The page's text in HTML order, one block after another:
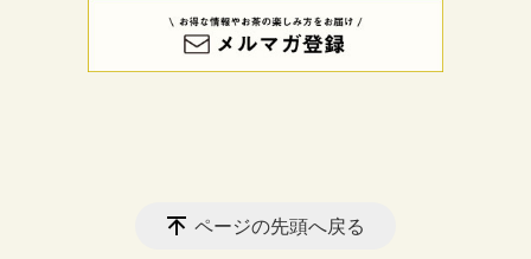
ページの先頭へ戻る